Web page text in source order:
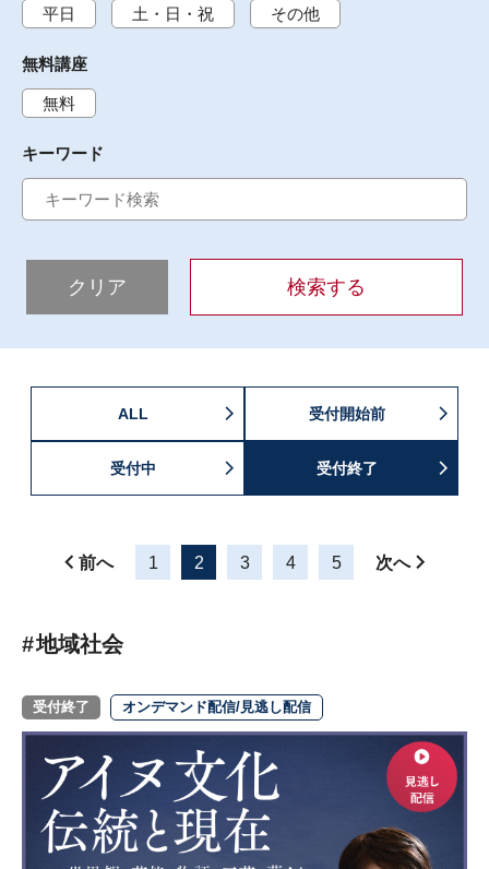
平日 土・日・祝 その他
無料講座
無料
キーワード
クリア 検索する
ALL 受付開始前
受付中 受付終了
前へ 1 2 3 4 5 次へ
地域社会
受付終了 オンデマンド配信/見逃し配信